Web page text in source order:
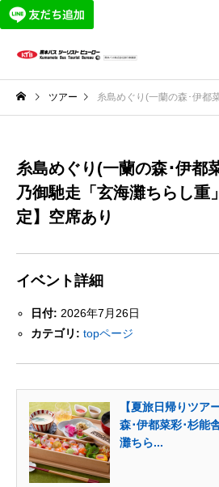
ツアー 糸島めぐり(一蘭の森･伊都菜彩･杉能舎)＆海乃御馳
糸島めぐり(一蘭の森･伊都
乃御馳走「玄海灘ちらし重
定】空席あり
イベント詳細
日付: 2026年7月26日
カテゴリ: topページ
【夏旅日帰りツア
森･伊都菜彩･杉能
灘ちら...